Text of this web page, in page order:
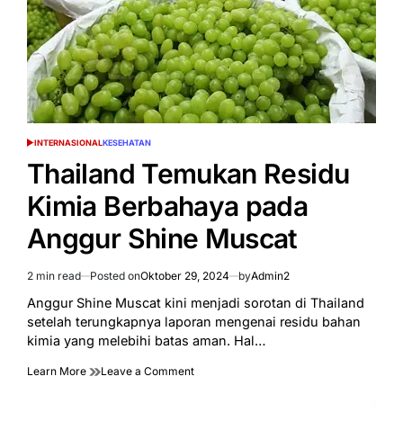
Hanya
yang
Penuhi
Syarat
POSTED
INTERNASIONALKESEHATAN
Thailand Temukan Residu
Kimia Berbahaya pada
Anggur Shine Muscat
Estimated
read
time
2 min read Posted onOktober 29, 2024 byAdmin2
Anggur Shine Muscat kini menjadi sorotan di Thailand
setelah terungkapnya laporan mengenai residu bahan
kimia yang melebihi batas aman. Hal…
Learn More Leave a Commenton